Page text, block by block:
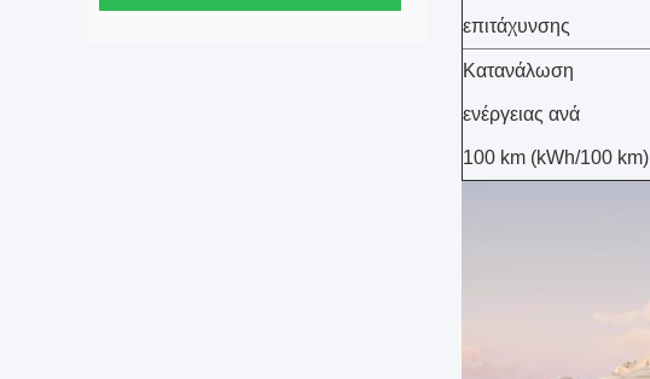
επιτάχυνσης
Κατανάλωση
ενέργειας ανά
100 km (kWh/100 km)